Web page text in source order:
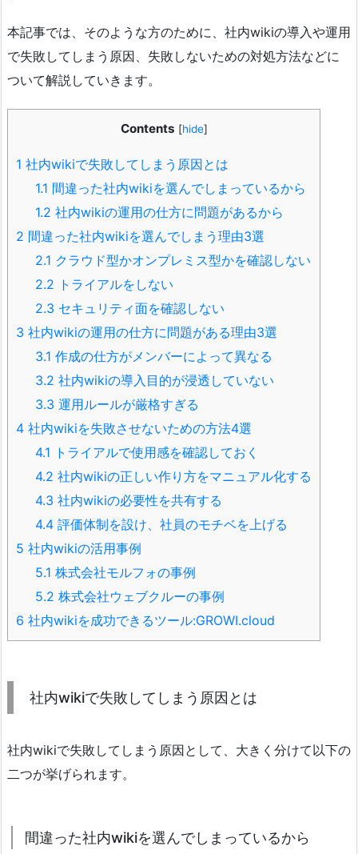
本記事では、そのような方のために、社内wikiの導入や運用
で失敗してしまう原因、失敗しないための対処方法などに
ついて解説していきます。
Contents [hide]
1 社内wikiで失敗してしまう原因とは
1.1 間違った社内wikiを選んでしまっているから
1.2 社内wikiの運用の仕方に問題があるから
2 間違った社内wikiを選んでしまう理由3選
2.1 クラウド型かオンプレミス型かを確認しない
2.2 トライアルをしない
2.3 セキュリティ面を確認しない
3 社内wikiの運用の仕方に問題がある理由3選
3.1 作成の仕方がメンバーによって異なる
3.2 社内wikiの導入目的が浸透していない
3.3 運用ルールが厳格すぎる
4 社内wikiを失敗させないための方法4選
4.1 トライアルで使用感を確認しておく
4.2 社内wikiの正しい作り方をマニュアル化する
4.3 社内wikiの必要性を共有する
4.4 評価体制を設け、社員のモチベを上げる
5 社内wikiの活用事例
5.1 株式会社モルフォの事例
5.2 株式会社ウェブクルーの事例
6 社内wikiを成功できるツール:GROWI.cloud
社内wikiで失敗してしまう原因とは
社内wikiで失敗してしまう原因として、大きく分けて以下の
二つが挙げられます。
間違った社内wikiを選んでしまっているから